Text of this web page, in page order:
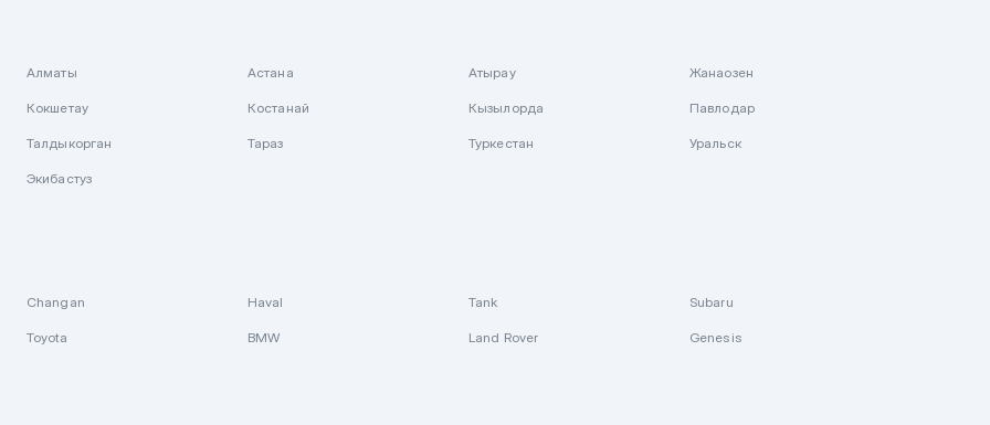
Алматы Астана Атырау Жанаозен
Кокшетау Костанай Кызылорда Павлодар
Талдыкорган Тараз Туркестан Уральск
Экибастуз
Changan Haval Tank Subaru
Toyota BMW Land Rover Genesis